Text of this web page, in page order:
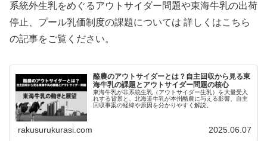
系統外生乳をめぐるアウトサイダー問題や東海牛乳の出荷
停止、プール乳価制度の課題については 詳しくはこちら
の記事をご覧ください。
酪農のアウトサイダーとは？自主回収から見る東
海牛乳の課題とアウトサイダー問題の核心
東海牛乳が非系統生乳（アウトサイダー生乳）を大量受入
れする背景と、北海道牛乳が本州酪農に与える影響、自主
回収事案の経緯や原因を分かりやすく解説。
rakusurukurasi.com 2025.06.07